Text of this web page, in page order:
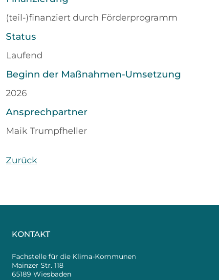
(teil-)finanziert durch Förderprogramm
Status
Laufend
Beginn der Maßnahmen-Umsetzung
2026
Ansprechpartner
Maik Trumpfheller
Zurück
KONTAKT
Fachstelle für die Klima-Kommunen
Mainzer Str. 118
65189 Wiesbaden